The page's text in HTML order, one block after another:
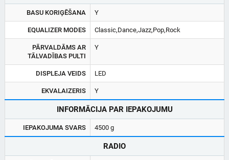
BASU KORIĢĒŠANA Y
EQUALIZER MODES Classic,Dance,Jazz,Pop,Rock
PĀRVALDĀMS AR
TĀLVADĪBAS PULTI
Y
DISPLEJA VEIDS LED
EKVALAIZERIS Y
INFORMĀCIJA PAR IEPAKOJUMU
IEPAKOJUMA SVARS 4500 g
RADIO